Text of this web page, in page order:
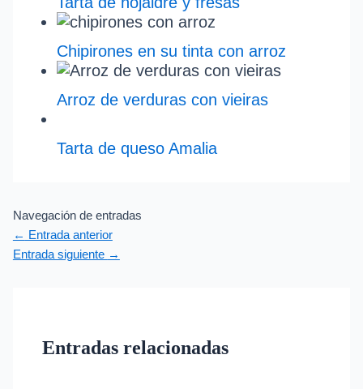
Chipirones en su tinta con arroz
Arroz de verduras con vieiras
Tarta de queso Amalia
Navegación de entradas
← Entrada anterior
Entrada siguiente →
Entradas relacionadas